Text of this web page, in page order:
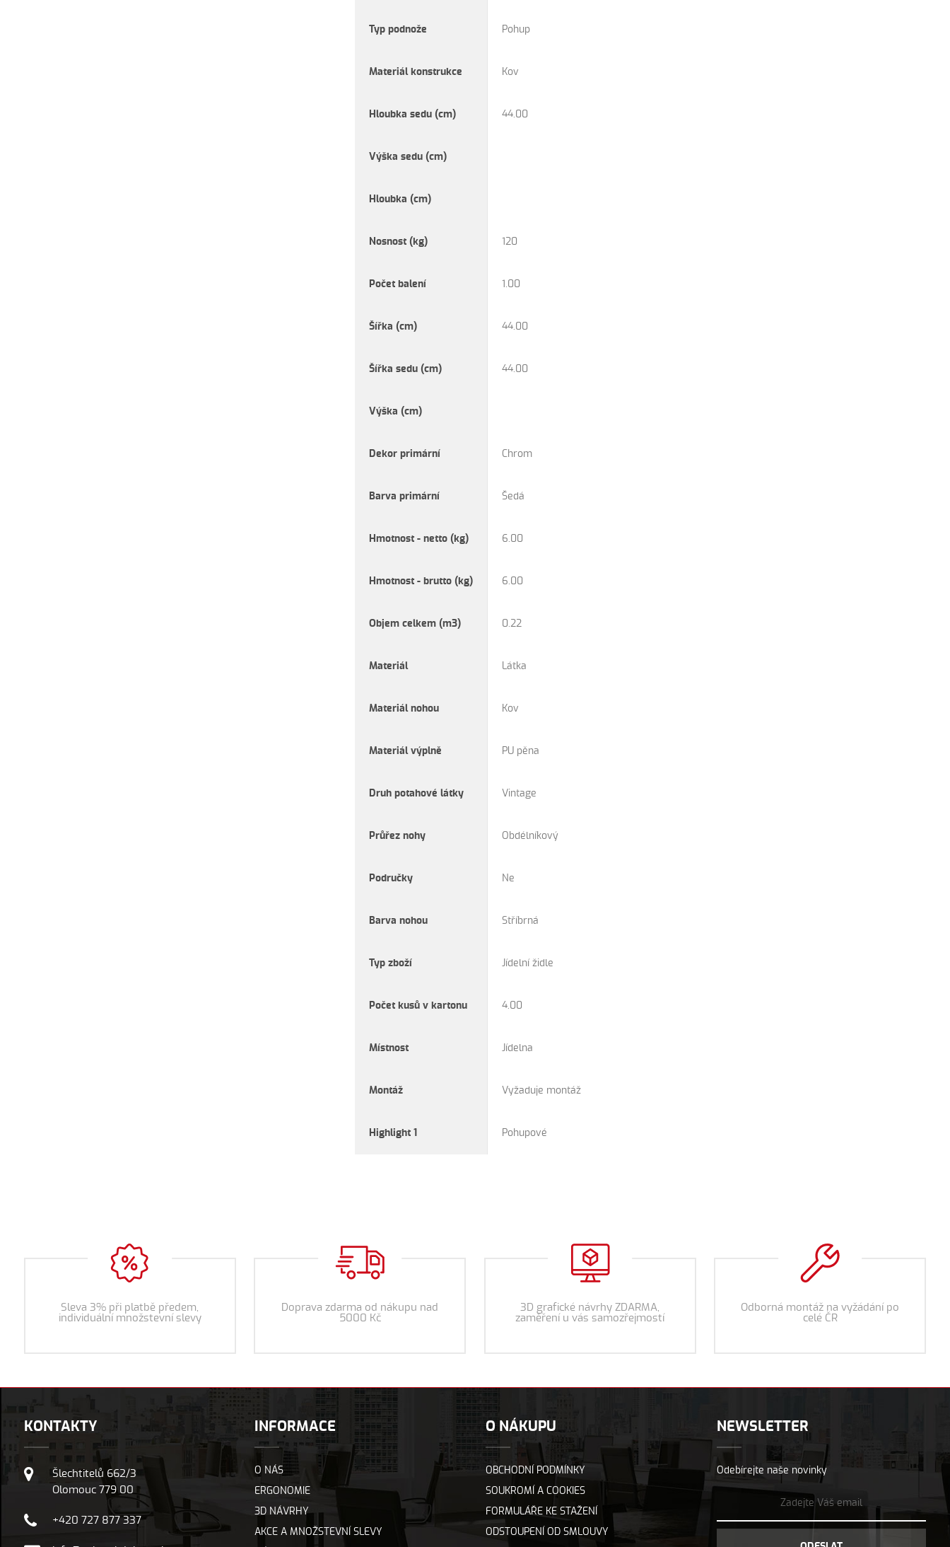
Typ podnože Pohup
Materiál konstrukce Kov
Hloubka sedu (cm) 44.00
Výška sedu (cm)
Hloubka (cm)
Nosnost (kg) 120
Počet balení 1.00
Šířka (cm) 44.00
Šířka sedu (cm) 44.00
Výška (cm)
Dekor primární Chrom
Barva primární Šedá
Hmotnost - netto (kg) 6.00
Hmotnost - brutto (kg) 6.00
Objem celkem (m3) 0.22
Materiál Látka
Materiál nohou Kov
Materiál výplně PU pěna
Druh potahové látky Vintage
Průřez nohy Obdélníkový
Područky Ne
Barva nohou Stříbrná
Typ zboží Jídelní židle
Počet kusů v kartonu 4.00
Místnost Jídelna
Montáž Vyžaduje montáž
Highlight 1 Pohupové
Sleva 3% při platbě předem,
individuální množstevní slevy
Doprava zdarma od nákupu nad
5000 Kč
3D grafické návrhy ZDARMA,
zaměření u vás samozřejmostí
Odborná montáž na vyžádání po
celé ČR
KONTAKTY
Šlechtitelů 662/3
Olomouc 779 00
+420 727 877 337
INFORMACE
O NÁS
ERGONOMIE
3D NÁVRHY
AKCE A MNOŽSTEVNÍ SLEVY
O NÁKUPU
OBCHODNÍ PODMÍNKY
SOUKROMÍ A COOKIES
FORMULÁŘE KE STAŽENÍ
ODSTOUPENÍ OD SMLOUVY
NEWSLETTER
Odebírejte naše novinky